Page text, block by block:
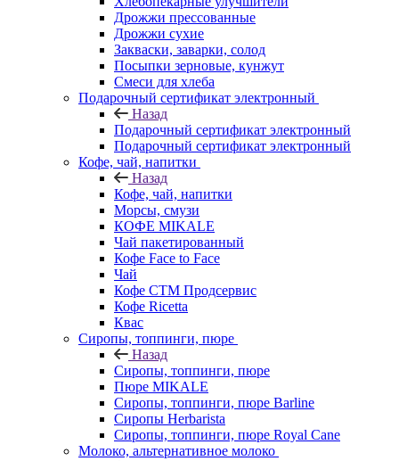
Дрожжи прессованные
Дрожжи сухие
Закваски, заварки, солод
Посыпки зерновые, кунжут
Смеси для хлеба
Подарочный сертификат электронный
Назад
Подарочный сертификат электронный
Подарочный сертификат электронный
Кофе, чай, напитки
Назад
Кофе, чай, напитки
Морсы, смузи
КОФЕ MIKALE
Чай пакетированный
Кофе Face to Face
Чай
Кофе СТМ Продсервис
Кофе Ricetta
Квас
Сиропы, топпинги, пюре
Назад
Сиропы, топпинги, пюре
Пюре MIKALE
Сиропы, топпинги, пюре Barline
Сиропы Herbarista
Сиропы, топпинги, пюре Royal Cane
Молоко, альтернативное молоко